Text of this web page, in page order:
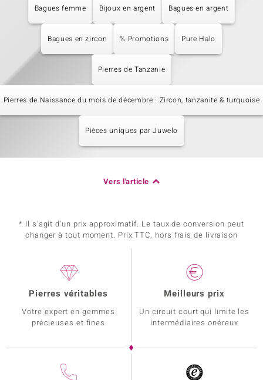
Bagues femme Bijoux en argent Bagues en argent
Bagues en zircon % Promotions Pure Halo
Pierres de Tanzanie
Pierres de Naissance du mois de décembre : Zircon, tanzanite & turquoise
Pièces uniques par Juwelo
Vers l'article
* Il s'agit d'un prix approximatif. Le taux de conversion peut
changer à tout moment. Prix TTC, hors frais de livraison
Pierres véritables
Votre expert en gemmes
précieuses et fines
Meilleurs prix
Un circuit court qui limite les
intermédiaires onéreux